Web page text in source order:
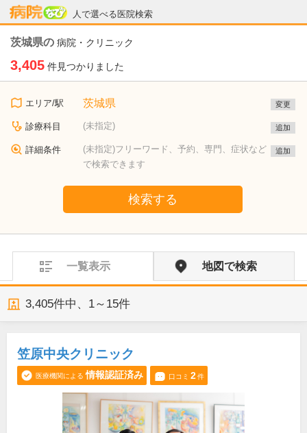
人で選べる医院検索
病院なび
茨城県の 病院・クリニック
3,405 件見つかりました
エリア/駅 茨城県 変更
診療科目 (未指定) 追加
詳細条件
(未指定)フリーワード、予約、専門、症状など
で検索できます
追加
検索する
一覧表示 地図で検索
3,405件中、 1～15件
笠原中央クリニック
医療機関による 情報認証済み 口コミ 2件